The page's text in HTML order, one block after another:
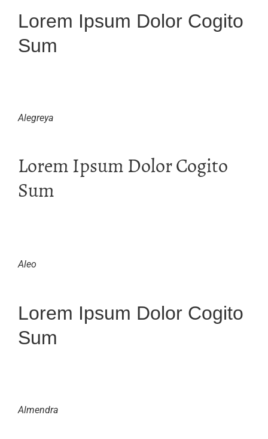
Lorem Ipsum Dolor Cogito
Sum
Alegreya
Lorem Ipsum Dolor Cogito
Sum
Aleo
Lorem Ipsum Dolor Cogito
Sum
Almendra